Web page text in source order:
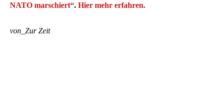
NATO marschiert“. Hier mehr erfahren.
von_Zur Zeit